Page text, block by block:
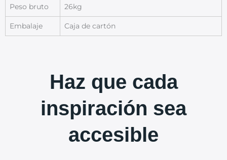
Peso bruto 26kg
Embalaje Caja de cartón
Haz que cada
inspiración sea
accesible